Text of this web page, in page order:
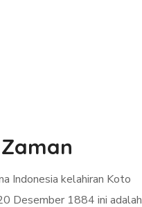
Indonesia kelahiran Koto
Desember 1884 ini adalah